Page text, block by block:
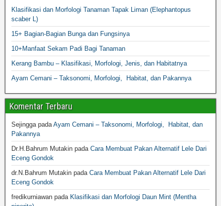
Klasifikasi dan Morfologi Tanaman Tapak Liman (Elephantopus
scaber L)
15+ Bagian-Bagian Bunga dan Fungsinya
10+Manfaat Sekam Padi Bagi Tanaman
Kerang Bambu – Klasifikasi, Morfologi, Jenis, dan Habitatnya
Ayam Cemani – Taksonomi, Morfologi, Habitat, dan Pakannya
Komentar Terbaru
SejinggapadaAyam Cemani – Taksonomi, Morfologi, Habitat, dan
Pakannya
Dr.H.Bahrum Mutakin pada Cara Membuat Pakan Alternatif Lele Dari
Eceng Gondok
dr.N.Bahrum Mutakin pada Cara Membuat Pakan Alternatif Lele Dari
Eceng Gondok
fredikurniawan pada Klasifikasi dan Morfologi Daun Mint (Mentha